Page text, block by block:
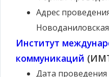
Адрес
Новоданиловская
Институт
коммуникаций
Дата проведения